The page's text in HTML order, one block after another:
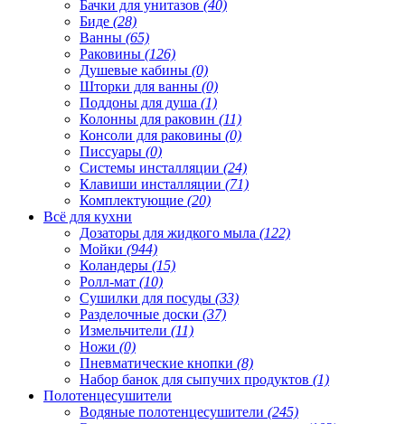
Бачки для унитазов (40)
Биде (28)
Ванны (65)
Раковины (126)
Душевые кабины (0)
Шторки для ванны (0)
Поддоны для душа (1)
Колонны для раковин (11)
Консоли для раковины (0)
Писсуары (0)
Системы инсталляции (24)
Клавиши инсталляции (71)
Комплектующие (20)
Всё для кухни
Дозаторы для жидкого мыла (122)
Мойки (944)
Коландеры (15)
Ролл-мат (10)
Сушилки для посуды (33)
Разделочные доски (37)
Измельчители (11)
Ножи (0)
Пневматические кнопки (8)
Набор банок для сыпучих продуктов (1)
Полотенцесушители
Водяные полотенцесушители (245)